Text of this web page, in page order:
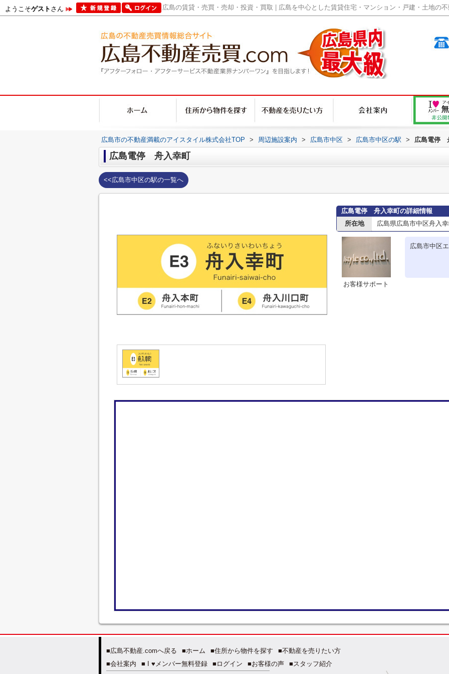
ようこそゲストさん 広島の賃貸・売買・売却・投資・買取 | 広島を中心とした賃貸住宅・マンション・戸建・土地の
広島市の不動産満載のアイスタイル株式会社TOP > 周辺施設案内 > 広島市中区 > 広島市中区の駅 > 広島電停
広島電停 舟入幸町
<<広島市中区の駅の一覧へ
広島電停 舟入幸町の詳細情報
所在地
広島県広島市中区舟入
お客様サポート
広島市中区
■広島不動産.comへ戻る ■ホーム ■住所から物件を探す
■不動産を売りたい方
■会社案内
■ I ♥メンバー無料登録 ■ログイン ■お客様の声 ■スタッフ紹介